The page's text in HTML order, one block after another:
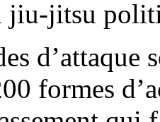
jiu-jitsu
d’attaque
formes